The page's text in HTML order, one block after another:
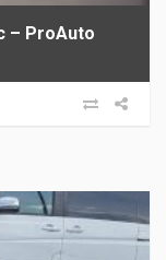
– ProAuto